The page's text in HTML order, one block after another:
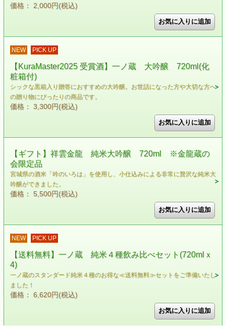
価格： 2,000円(税込)
NEW PICK UP
【KuraMaster2025 受賞酒】一ノ蔵 大吟醸 720ml(化
粧箱付)
シックな黒箱入り贈答におすすめの大吟醸。お世話になった方や大切な方へ
の贈り物にぴったりの商品です。
価格： 3,300円(税込)
【ギフト】祥雲金龍 純米大吟醸 720ml ※金龍蔵の
会限定品
宮城県の酒米「吟のいろは」を使用し、小仕込みによる非常に贅沢な純米大
吟醸ができました。
価格： 5,500円(税込)
NEW PICK UP
【送料無料】一ノ蔵 純米４種飲み比べセット(720mlｘ
4)
一ノ蔵のスタンダード純米４種のお得な≪送料無料≫セットをご準備いたし
ました！
価格： 6,620円(税込)